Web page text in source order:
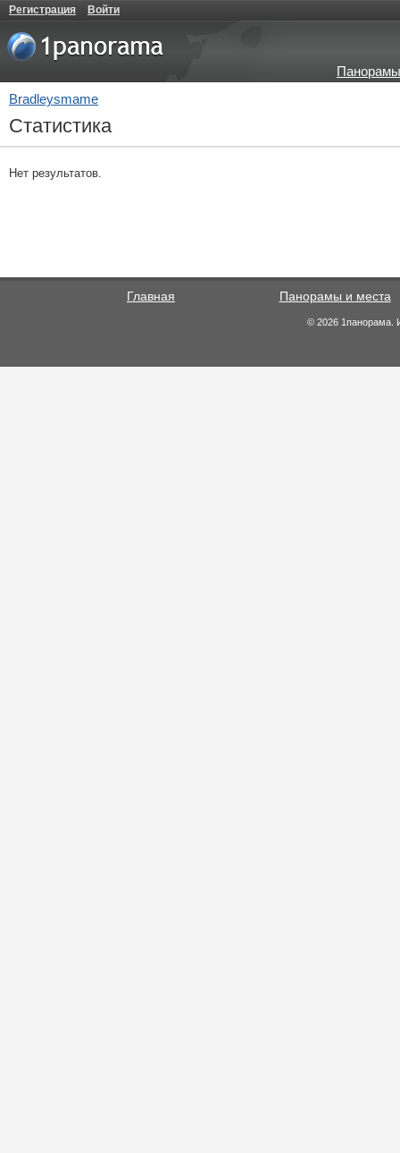
Регистрация Войти
Bradleysmame
Статистика
Нет результатов.
Главная Панорамы и места
© 2026 1панорама.